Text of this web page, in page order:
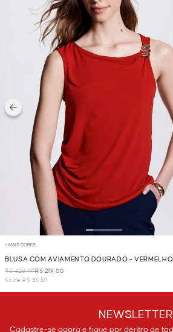
+ MAIS CORES
BLUSA COM AVIAMENTO DOURADO - VERMELHO
R$ 428,00R$ 219,00
6x de R$ 36,50
NEWSLETTER
Cadastre-se agora e fique por dentro de